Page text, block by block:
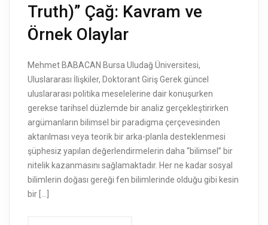
Truth)” Çağ: Kavram ve
Örnek Olaylar
Mehmet BABACAN Bursa Uludağ Üniversitesi,
Uluslararası İlişkiler, Doktorant Giriş Gerek güncel
uluslararası politika meselelerine dair konuşurken
gerekse tarihsel düzlemde bir analiz gerçekleştirirken
argümanların bilimsel bir paradigma çerçevesinden
aktarılması veya teorik bir arka-planla desteklenmesi
şüphesiz yapılan değerlendirmelerin daha “bilimsel” bir
nitelik kazanmasını sağlamaktadır. Her ne kadar sosyal
bilimlerin doğası gereği fen bilimlerinde olduğu gibi kesin
bir […]